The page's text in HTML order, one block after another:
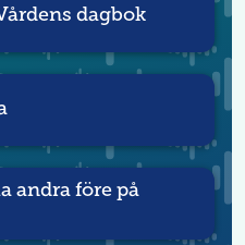
dagbok
andra före på